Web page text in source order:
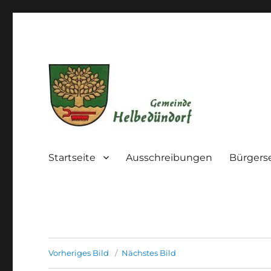
Startseite Ausschreibungen
Vorheriges Bild Nächstes Bild